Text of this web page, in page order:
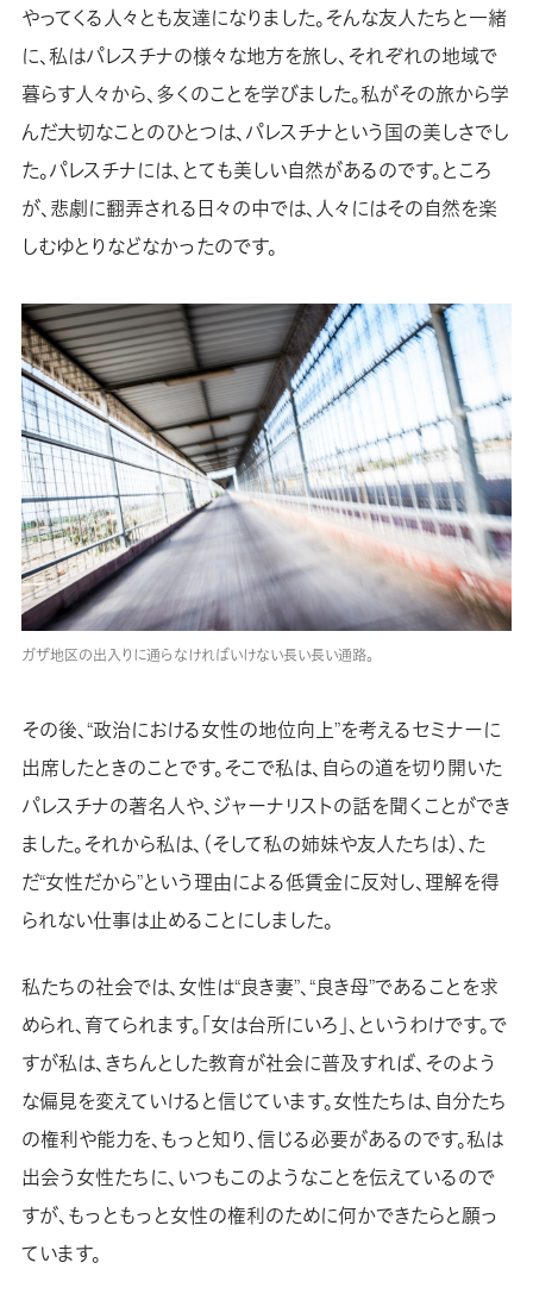
やってくる人々とも友達になりました。そんな友人たちと一緒
に、私はパレスチナの様々な地方を旅し、それぞれの地域で
暮らす人々から、多くのことを学びました。私がその旅から学
んだ大切なことのひとつは、パレスチナという国の美しさでし
た。パレスチナには、とても美しい自然があるのです。ところ
が、悲劇に翻弄される日々の中では、人々にはその自然を楽
しむゆとりなどなかったのです。
ガザ地区の出入りに通らなければいけない長い長い通路。
その後、“政治における女性の地位向上”を考えるセミナーに
出席したときのことです。そこで私は、自らの道を切り開いた
パレスチナの著名人や、ジャーナリストの話を聞くことができ
ました。それから私は、（そして私の姉妹や友人たちは）、た
だ“女性だから”という理由による低賃金に反対し、理解を得
られない仕事は止めることにしました。
私たちの社会では、女性は“良き妻”、“良き母”であることを求
められ、育てられます。「女は台所にいろ」、というわけです。で
すが私は、きちんとした教育が社会に普及すれば、そのよう
な偏見を変えていけると信じています。女性たちは、自分たち
の権利や能力を、もっと知り、信じる必要があるのです。私は
出会う女性たちに、いつもこのようなことを伝えているので
すが、もっともっと女性の権利のために何かできたらと願っ
ています。